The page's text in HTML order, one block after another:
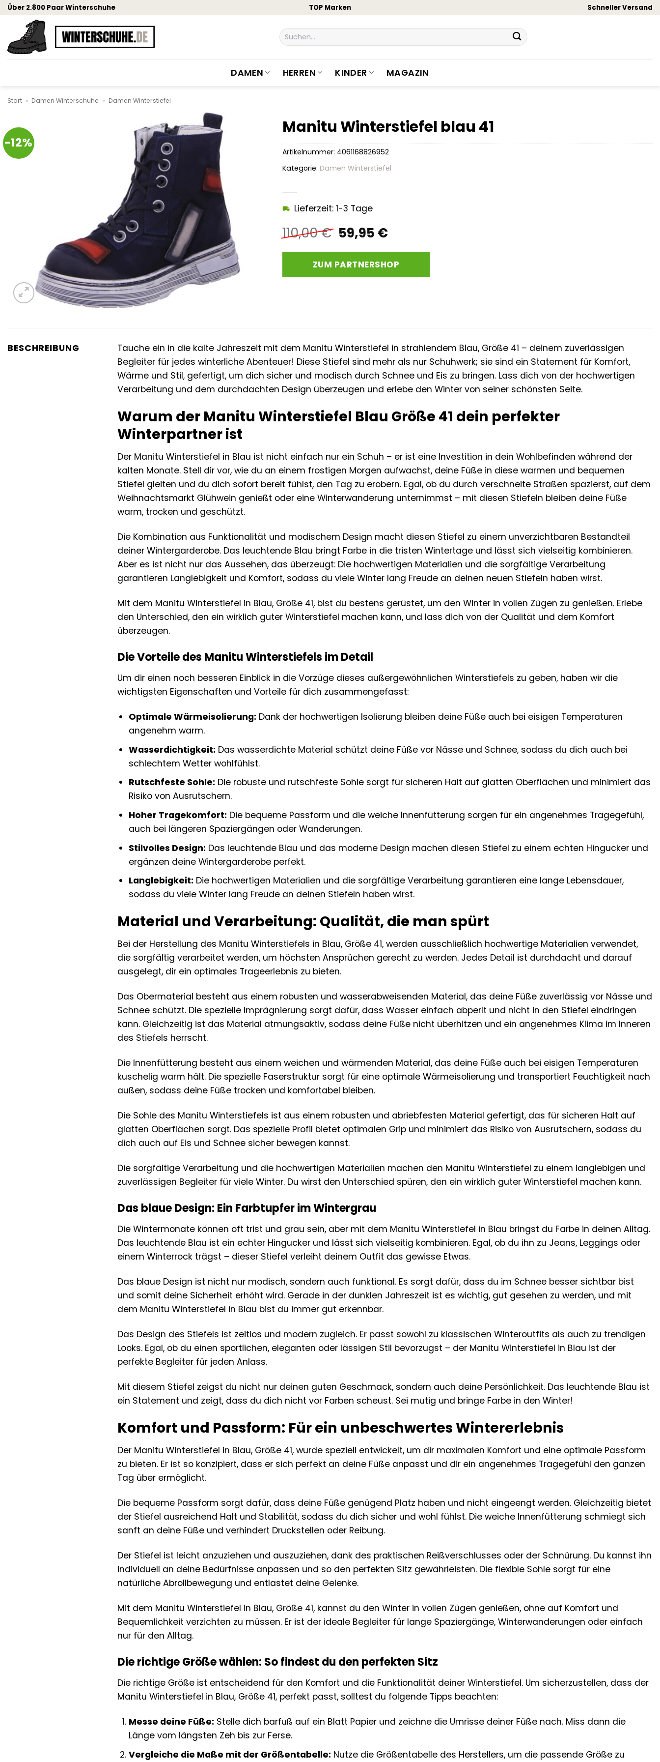
Zum
springen
Über 2.800 Paar Winterschuhe TOP Marken Schneller Versand
Suchen
nach:
DAMEN HERREN KINDER MAGAZIN
Start » Damen Winterschuhe » Damen Winterstiefel
-12%
Manitu Winterstiefel blau 41
110,00€ Ursprünglicher
Preis
war:
110,00 €
59,95 €Aktueller
ist:
59,95 €.
Lieferzeit: 1-3 Tage
ZUM PARTNERSHOP
Artikelnummer: 4061168826952
Kategorie: Damen Winterstiefel
BESCHREIBUNG
Tauche ein in die kalte Jahreszeit mit dem Manitu Winterstiefel in strahlendem Blau, Größe 41 – deinem zuverlässigen
Begleiter für jedes winterliche Abenteuer! Diese Stiefel sind mehr als nur Schuhwerk; sie sind ein Statement für Komfort,
Wärme und Stil, gefertigt, um dich sicher und modisch durch Schnee und Eis zu bringen. Lass dich von der hochwertigen
Verarbeitung und dem durchdachten Design überzeugen und erlebe den Winter von seiner schönsten Seite.
Warum der Manitu Winterstiefel Blau Größe 41 dein perfekter
Winterpartner ist
Der Manitu Winterstiefel in Blau ist nicht einfach nur ein Schuh – er ist eine Investition in dein Wohlbefinden während der
kalten Monate. Stell dir vor, wie du an einem frostigen Morgen aufwachst, deine Füße in diese warmen und bequemen
Stiefel gleiten und du dich sofort bereit fühlst, den Tag zu erobern. Egal, ob du durch verschneite Straßen spazierst, auf dem
Weihnachtsmarkt Glühwein genießt oder eine Winterwanderung unternimmst – mit diesen Stiefeln bleiben deine Füße
warm, trocken und geschützt.
Die Kombination aus Funktionalität und modischem Design macht diesen Stiefel zu einem unverzichtbaren Bestandteil
deiner Wintergarderobe. Das leuchtende Blau bringt Farbe in die tristen Wintertage und lässt sich vielseitig kombinieren.
Aber es ist nicht nur das Aussehen, das überzeugt: Die hochwertigen Materialien und die sorgfältige Verarbeitung
garantieren Langlebigkeit und Komfort, sodass du viele Winter lang Freude an deinen neuen Stiefeln haben wirst.
Mit dem Manitu Winterstiefel in Blau, Größe 41, bist du bestens gerüstet, um den Winter in vollen Zügen zu genießen. Erlebe
den Unterschied, den ein wirklich guter Winterstiefel machen kann, und lass dich von der Qualität und dem Komfort
überzeugen.
Die Vorteile des Manitu Winterstiefels im Detail
Um dir einen noch besseren Einblick in die Vorzüge dieses außergewöhnlichen Winterstiefels zu geben, haben wir die
wichtigsten Eigenschaften und Vorteile für dich zusammengefasst:
Optimale Wärmeisolierung: Dank der hochwertigen Isolierung bleiben deine Füße auch bei eisigen Temperaturen
angenehm warm.
Wasserdichtigkeit: Das wasserdichte Material schützt deine Füße vor Nässe und Schnee, sodass du dich auch bei
schlechtem Wetter wohlfühlst.
Rutschfeste Sohle: Die robuste und rutschfeste Sohle sorgt für sicheren Halt auf glatten Oberflächen und minimiert das
Risiko von Ausrutschern.
Hoher Tragekomfort: Die bequeme Passform und die weiche Innenfütterung sorgen für ein angenehmes Tragegefühl,
auch bei längeren Spaziergängen oder Wanderungen.
Stilvolles Design: Das leuchtende Blau und das moderne Design machen diesen Stiefel zu einem echten Hingucker und
ergänzen deine Wintergarderobe perfekt.
Langlebigkeit: Die hochwertigen Materialien und die sorgfältige Verarbeitung garantieren eine lange Lebensdauer,
sodass du viele Winter lang Freude an deinen Stiefeln haben wirst.
Material und Verarbeitung: Qualität, die man spürt
Bei der Herstellung des Manitu Winterstiefels in Blau, Größe 41, werden ausschließlich hochwertige Materialien verwendet,
die sorgfältig verarbeitet werden, um höchsten Ansprüchen gerecht zu werden. Jedes Detail ist durchdacht und darauf
ausgelegt, dir ein optimales Trageerlebnis zu bieten.
Das Obermaterial besteht aus einem robusten und wasserabweisenden Material, das deine Füße zuverlässig vor Nässe und
Schnee schützt. Die spezielle Imprägnierung sorgt dafür, dass Wasser einfach abperlt und nicht in den Stiefel eindringen
kann. Gleichzeitig ist das Material atmungsaktiv, sodass deine Füße nicht überhitzen und ein angenehmes Klima im Inneren
des Stiefels herrscht.
Die Innenfütterung besteht aus einem weichen und wärmenden Material, das deine Füße auch bei eisigen Temperaturen
kuschelig warm hält. Die spezielle Faserstruktur sorgt für eine optimale Wärmeisolierung und transportiert Feuchtigkeit nach
außen, sodass deine Füße trocken und komfortabel bleiben.
Die Sohle des Manitu Winterstiefels ist aus einem robusten und abriebfesten Material gefertigt, das für sicheren Halt auf
glatten Oberflächen sorgt. Das spezielle Profil bietet optimalen Grip und minimiert das Risiko von Ausrutschern, sodass du
dich auch auf Eis und Schnee sicher bewegen kannst.
Die sorgfältige Verarbeitung und die hochwertigen Materialien machen den Manitu Winterstiefel zu einem langlebigen und
zuverlässigen Begleiter für viele Winter. Du wirst den Unterschied spüren, den ein wirklich guter Winterstiefel machen kann.
Das blaue Design: Ein Farbtupfer im Wintergrau
Die Wintermonate können oft trist und grau sein, aber mit dem Manitu Winterstiefel in Blau bringst du Farbe in deinen Alltag.
Das leuchtende Blau ist ein echter Hingucker und lässt sich vielseitig kombinieren. Egal, ob du ihn zu Jeans, Leggings oder
einem Winterrock trägst – dieser Stiefel verleiht deinem Outfit das gewisse Etwas.
Das blaue Design ist nicht nur modisch, sondern auch funktional. Es sorgt dafür, dass du im Schnee besser sichtbar bist
und somit deine Sicherheit erhöht wird. Gerade in der dunklen Jahreszeit ist es wichtig, gut gesehen zu werden, und mit
dem Manitu Winterstiefel in Blau bist du immer gut erkennbar.
Das Design des Stiefels ist zeitlos und modern zugleich. Er passt sowohl zu klassischen Winteroutfits als auch zu trendigen
Looks. Egal, ob du einen sportlichen, eleganten oder lässigen Stil bevorzugst – der Manitu Winterstiefel in Blau ist der
perfekte Begleiter für jeden Anlass.
Mit diesem Stiefel zeigst du nicht nur deinen guten Geschmack, sondern auch deine Persönlichkeit. Das leuchtende Blau ist
ein Statement und zeigt, dass du dich nicht vor Farben scheust. Sei mutig und bringe Farbe in den Winter!
Komfort und Passform: Für ein unbeschwertes Wintererlebnis
Der Manitu Winterstiefel in Blau, Größe 41, wurde speziell entwickelt, um dir maximalen Komfort und eine optimale Passform
zu bieten. Er ist so konzipiert, dass er sich perfekt an deine Füße anpasst und dir ein angenehmes Tragegefühl den ganzen
Tag über ermöglicht.
Die bequeme Passform sorgt dafür, dass deine Füße genügend Platz haben und nicht eingeengt werden. Gleichzeitig bietet
der Stiefel ausreichend Halt und Stabilität, sodass du dich sicher und wohl fühlst. Die weiche Innenfütterung schmiegt sich
sanft an deine Füße und verhindert Druckstellen oder Reibung.
Der Stiefel ist leicht anzuziehen und auszuziehen, dank des praktischen Reißverschlusses oder der Schnürung. Du kannst ihn
individuell an deine Bedürfnisse anpassen und so den perfekten Sitz gewährleisten. Die flexible Sohle sorgt für eine
natürliche Abrollbewegung und entlastet deine Gelenke.
Mit dem Manitu Winterstiefel in Blau, Größe 41, kannst du den Winter in vollen Zügen genießen, ohne auf Komfort und
Bequemlichkeit verzichten zu müssen. Er ist der ideale Begleiter für lange Spaziergänge, Winterwanderungen oder einfach
nur für den Alltag.
Die richtige Größe wählen: So findest du den perfekten Sitz
Die richtige Größe ist entscheidend für den Komfort und die Funktionalität deiner Winterstiefel. Um sicherzustellen, dass der
Manitu Winterstiefel in Blau, Größe 41, perfekt passt, solltest du folgende Tipps beachten:
Messe deine Füße: Stelle dich barfuß auf ein Blatt Papier und zeichne die Umrisse deiner Füße nach. Miss dann die
Länge vom längsten Zeh bis zur Ferse.
Vergleiche die Maße mit der Größentabelle: Nutze die Größentabelle des Herstellers, um die passende Größe zu